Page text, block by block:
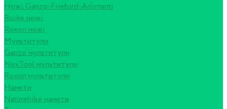
Ножі Ganzo-Firebird-Adimanti
Ruike ножі
Roxon ножi
Мультитули
Ganzo мультитули
NexTool мультитули
Roxon мультитули
Намети
Naturehike намети